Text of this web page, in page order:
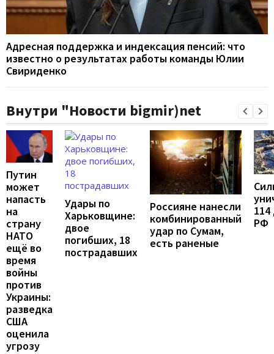
Адресная поддержка и индексация пенсий: что
известно о результатах работы команды Юлии
Свириденко
Внутри "Новости bigmir)net
Путин
может
напасть
на
страну
НАТО
ещё во
время
войны
против
Украины:
разведка
США
оценила
угрозу
Удары по
Харьковщине:
двое
погибших, 18
пострадавших
Россияне нанесли
комбинированный
удар по Сумам,
есть раненые
РФ